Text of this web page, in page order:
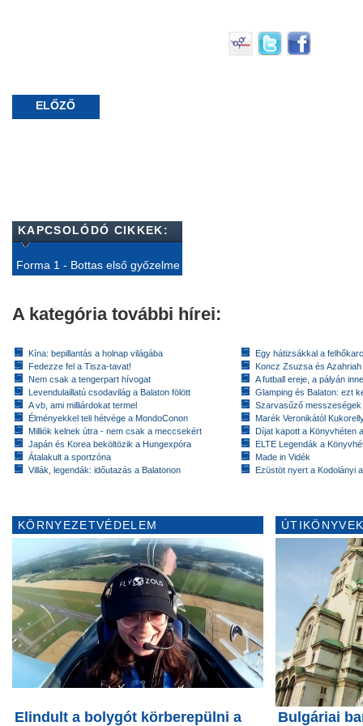
ELŐZŐ
KAPCSOLÓDÓ CIKKEK:
Forma 1 - Bottas első győzelme
A kategória további hírei:
Kína: bepillantás a holnap világába
Fedezze fel a Tisza-tavat!
Nem csak a tengerpart hívogat
Levendulaillatú csodavilág a Balaton fölött
A vb, ami milliárdokat termel
Élményekkel teli hétvége a MondoConon
Milliók kelnek útra - nem csak a meccsekért
Japán és Korea beköltözik a Hungexpóra
Átalakult a sportzóna
Villák, legendák: időutazás a Balatonon
Egy hátizsákkal a
Koncz Zsuzsa és
A futball ereje, a pályán
Glamping és Balaton: ezt
Szarvasűző messzeségek
Marék Veronikától
Díjat kapott a Könyvhéten
ELTE Legendák a
Made in Vidék
Ezüstöt nyert a Kodolányi
KÖRNYEZETVÉDELEM
Elindult a bolygót körberepülni a
Bulgáriai